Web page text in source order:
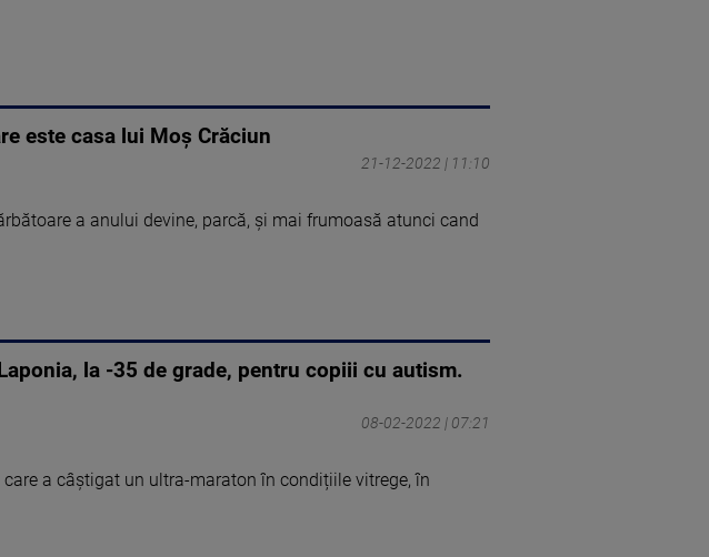
este casa lui Moș Crăciun
21-12-2022 | 11:10
a anului devine, parcă, și mai frumoasă atunci cand
la -35 de grade, pentru copiii cu autism.
08-02-2022 | 07:21
a câștigat un ultra-maraton în condițiile vitrege, în